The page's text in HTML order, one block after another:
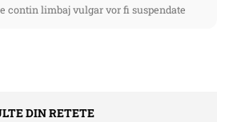
contin limbaj vulgar vor fi suspendate
DIN RETETE